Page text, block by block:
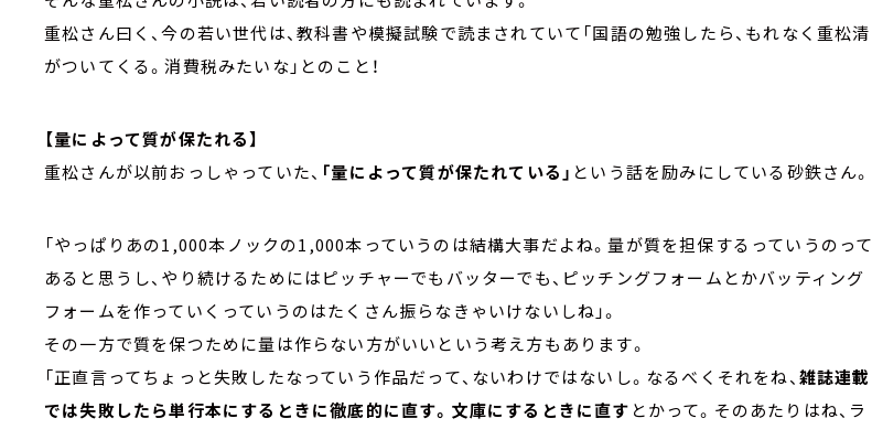
重松さん曰く、今の若い世代は、教科書や模擬試験で読まされていて「国語の勉強したら、もれなく重松清
がついてくる。消費税みたいな」とのこと！
【量によって質が保たれる】
重松さんが以前おっしゃっていた、 「量によって質が保たれている」 という話を励みにしている砂鉄さん。
「やっぱりあの1,000本ノックの1,000本っていうのは結構大事だよね。量が質を担保するっていうのって
あると思うし、やり続けるためにはピッチャーでもバッターでも、ピッチングフォームとかバッティング
フォームを作っていくっていうのはたくさん振らなきゃいけないしね」。
その一方で質を保つために量は作らない方がいいという考え方もあります。
「正直言ってちょっと失敗したなっていう作品だって、ないわけではないし。なるべくそれをね、 雑誌連載
では失敗したら単行本にするときに徹底的に直す。文庫にするときに直す とかって。そのあたりはね、ラ